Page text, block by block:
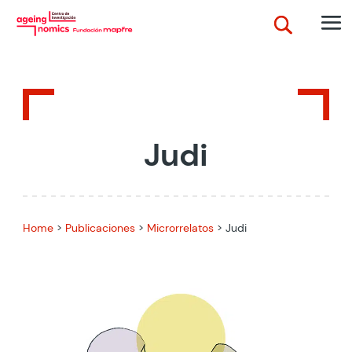
Judi
Home > Publicaciones > Microrrelatos >Judi